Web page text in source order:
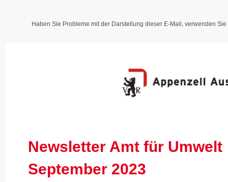
Haben Sie Probleme mit der Darstellung dieser E-Mail, verwenden
Newsletter Amt für Umwelt
September 2023